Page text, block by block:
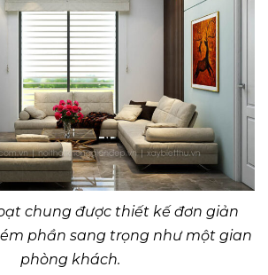
chung được thiết kế đơn giản
phần sang trọng như một gian
phòng khách.